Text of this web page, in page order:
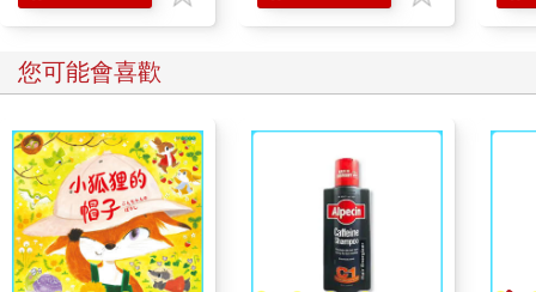
己醛）的味道。高溫巴氏殺菌法或短暫加熱牛乳至76°C以上，可
油的味道，還有蛋味的硫化氫。長時間煮沸會促使乳糖和乳蛋白
走味的過程
鮮乳的美好風味在幾種情況下會變差。單是與氧氣接觸或暴露於
強光下，就會使脂肪球膜的磷脂質發生氧化，並會產生連鎖反
應，慢慢發出腐敗紙板、金屬、魚腥以及油漆味。如果牛乳存放
太久而變酸，通常也會發出水果、醋酸、麥芽以及更多令人不舒
服的味道。
您可能會喜歡